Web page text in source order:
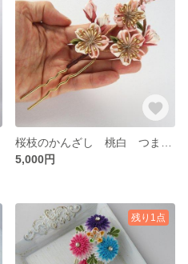
5,000円
残り1点